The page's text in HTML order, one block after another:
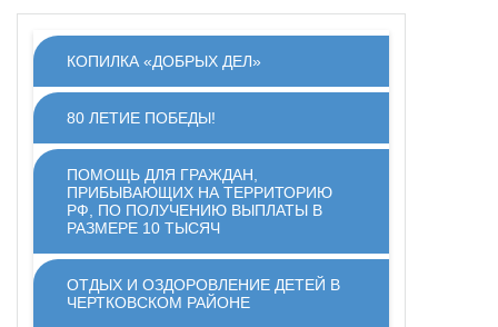
КОПИЛКА «ДОБРЫХ ДЕЛ»
80 ЛЕТИЕ ПОБЕДЫ!
ПОМОЩЬ ДЛЯ ГРАЖДАН,
ПРИБЫВАЮЩИХ НА ТЕРРИТОРИЮ
РФ, ПО ПОЛУЧЕНИЮ ВЫПЛАТЫ В
РАЗМЕРЕ 10 ТЫСЯЧ
ОТДЫХ И ОЗДОРОВЛЕНИЕ ДЕТЕЙ В
ЧЕРТКОВСКОМ РАЙОНЕ